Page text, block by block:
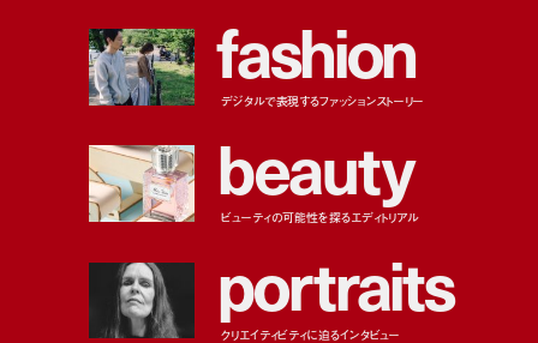
fashion
デジタルで表現するファッションストーリー
beauty
ビューティの可能性を探るエディトリアル
portraits
クリエイティビティに迫るインタビュー